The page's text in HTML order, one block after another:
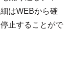
はWEBから確
止することがで